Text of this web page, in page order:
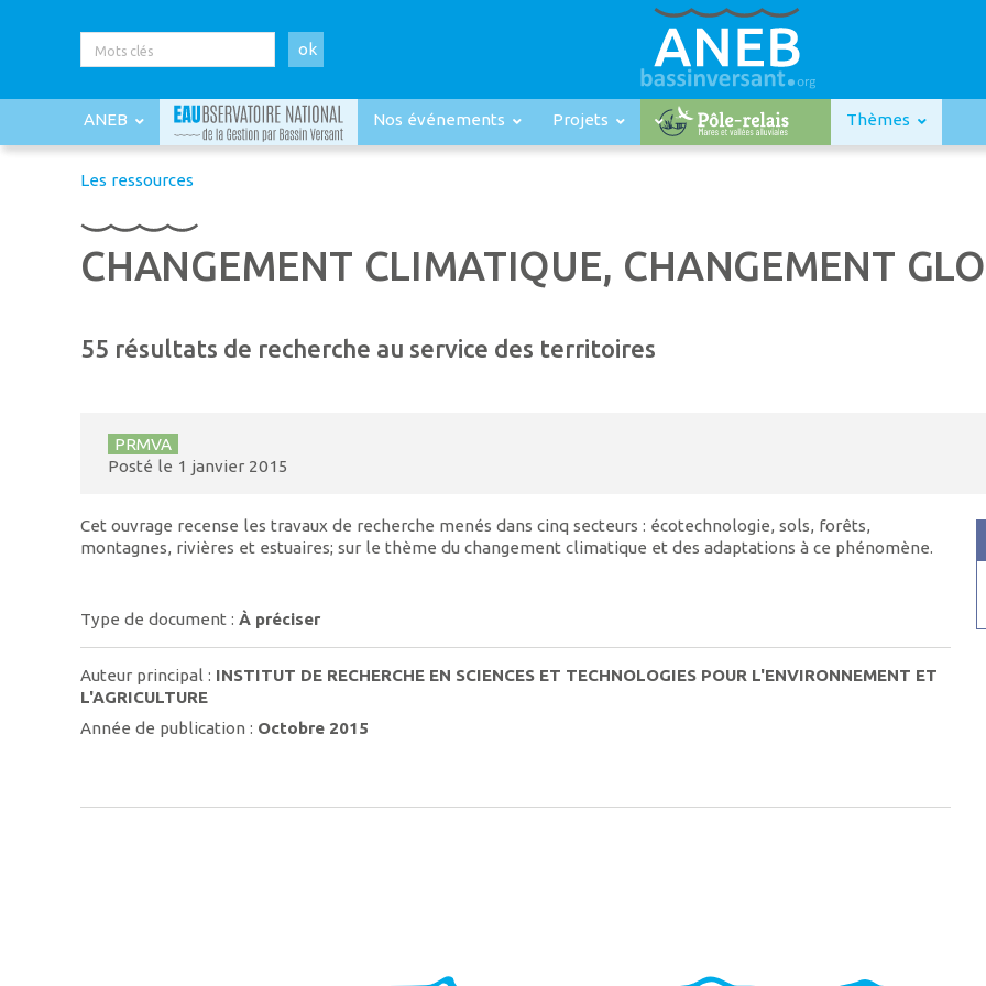
ok
ANEB Nos événements Projets Thèmes
Les ressources
CHANGEMENT CLIMATIQUE, CHANGEMENT
55 résultats de recherche au service des territoires
PRMVA
Posté le 1 janvier 2015
Cet ouvrage recense les travaux de recherche menés dans cinq secteurs : écotechnologie, sols, forêts,
montagnes, rivières et estuaires; sur le thème du changement climatique et des adaptations à ce phénomène.
Type de document :À préciser
Auteur principal : INSTITUT DE RECHERCHE EN SCIENCES ET TECHNOLOGIES POUR L'ENVIRONNEMENT ET
L'AGRICULTURE
Année de publication : Octobre 2015